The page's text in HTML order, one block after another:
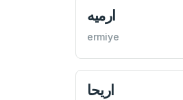
ارميه
ermiye
اريحا